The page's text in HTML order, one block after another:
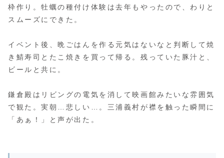
枠作り。牡蠣の種付け体験は去年もやったので、わりと
スムーズにできた。
イベント後、晩ごはんを作る元気はないなと判断して焼
き鯖寿司とたこ焼きを買って帰る。残っていた豚汁と、
ビールと共に。
鎌倉殿はリビングの電気を消して映画館みたいな雰囲気
で観た。実朝…悲しい…。三浦義村が襟を触った瞬間に
「あぁ！」と声が出た。